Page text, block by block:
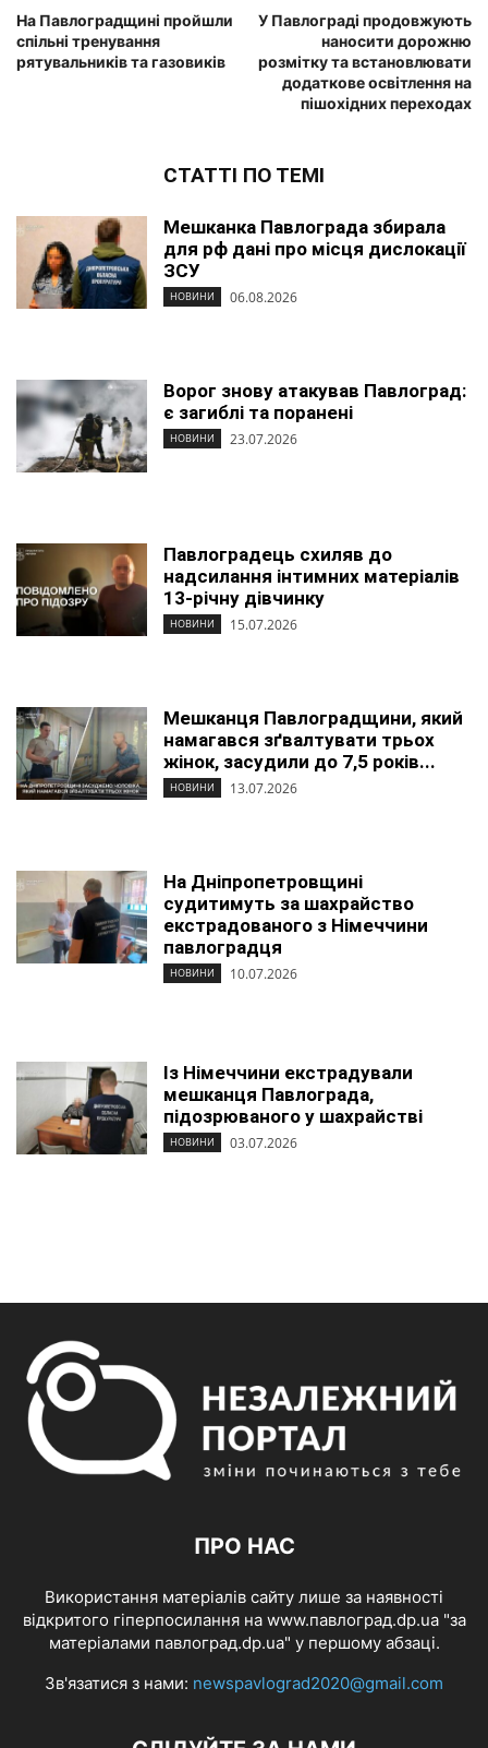
На Павлоградщині пройшли
спільні тренування
рятувальників та газовиків
У Павлограді продовжують
наносити дорожню
розмітку та встановлювати
додаткове освітлення на
пішохідних переходах
СТАТТІ ПО ТЕМІ
Мешканка Павлограда збирала
для рф дані про місця дислокації
ЗСУ
НОВИНИ 06.08.2026
Ворог знову атакував Павлоград:
є загиблі та поранені
НОВИНИ 23.07.2026
Павлоградець схиляв до
надсилання інтимних матеріалів
13-річну дівчинку
НОВИНИ 15.07.2026
Мешканця Павлоградщини, який
намагався зґвалтувати трьох
жінок, засудили до 7,5 років...
НОВИНИ 13.07.2026
На Дніпропетровщині
судитимуть за шахрайство
екстрадованого з Німеччини
павлоградця
НОВИНИ 10.07.2026
Із Німеччини екстрадували
мешканця Павлограда,
підозрюваного у шахрайстві
НОВИНИ 03.07.2026
ПРО НАС
Використання матеріалів сайту лише за наявності
відкритого гіперпосилання на www.павлоград.dp.ua "за
матеріалами павлоград.dp.ua" у першому абзаці.
Зв'язатися з нами: newspavlograd2020@gmail.com